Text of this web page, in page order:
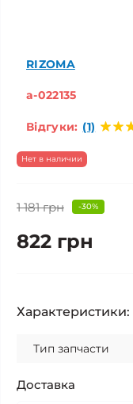
RIZOMA
a-022135
Відгуки: (1)
Нет в наличии
1 181 грн -30%
822 грн
Характеристики:
Тип запчасти
Доставка